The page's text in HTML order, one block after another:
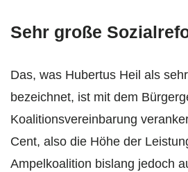
Sehr große
Das, was Hubertus Heil als
bezeichnet, ist mit dem
Koalitionsvereinbarung
Cent, also die Höhe der
Ampelkoalition bislang jedoch